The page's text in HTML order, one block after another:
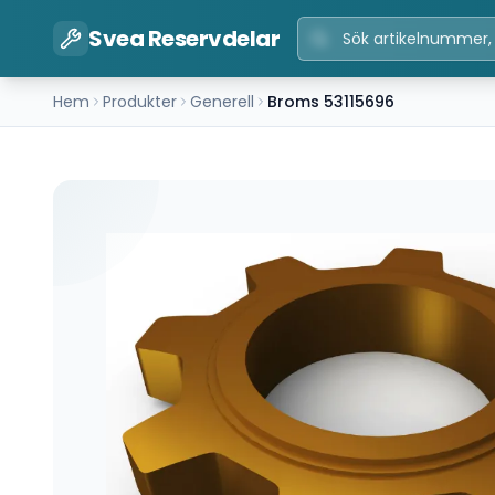
Svea Reservdelar
Hem Produkter Generell Broms 53115696